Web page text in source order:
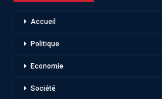
Accueil
Politique
Economie
Société